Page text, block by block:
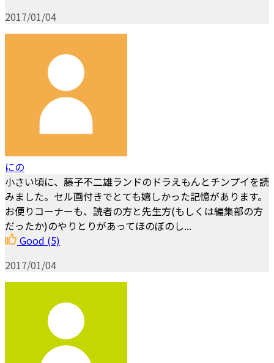
2017/01/04
にの
小さい頃に、藤子不二雄ランドのドラえもんとチンプイを読
みました。セル画付きでとても嬉しかった記憶があります。
お便りコーナーも、読者の方と先生方(もしくは編集部の方
だったか)のやりとりがあってほのぼのし...
Good (5)
2017/01/04